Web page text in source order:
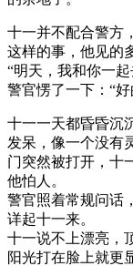
十一并不配合警方
这样的事，他见的
“明天，我和你一
警官愣了一下：“
十一一天都昏昏沉
发呆，像一个没有
门突然被打开，十
他怕人。
警官照着常规问话
详起十一来。
十一说不上漂亮，
阳光打在脸上就更